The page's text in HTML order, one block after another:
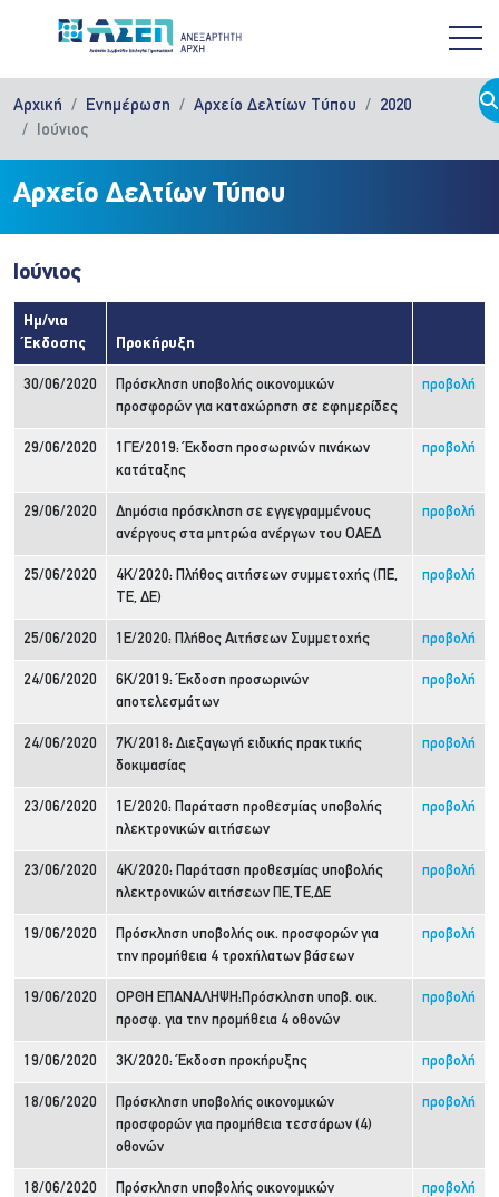
Αρχική Ενημέρωση Αρχείο Δελτίων Τύπου
2020
Ιούνιος
Αρχείο Δελτίων Τύπου
Ιούνιος
Ημ/νια
Έκδοσης
Προκήρυξη
30/06/2020
Πρόσκληση υποβολής οικονομικών
προσφορών για καταχώρηση σε εφημερίδες
προβολή
29/06/2020
1ΓΕ/2019: Έκδοση προσωρινών πινάκων
κατάταξης
προβολή
29/06/2020
Δημόσια πρόσκληση σε εγγεγραμμένους
ανέργους στα μητρώα ανέργων του ΟΑΕΔ
προβολή
25/06/2020
4Κ/2020: Πλήθος αιτήσεων συμμετοχής (ΠΕ,
ΤΕ, ΔΕ)
προβολή
25/06/2020 1Ε/2020: Πλήθος Αιτήσεων Συμμετοχής προβολή
24/06/2020
6Κ/2019: Έκδοση προσωρινών
αποτελεσμάτων
προβολή
24/06/2020
7Κ/2018: Διεξαγωγή ειδικής πρακτικής
δοκιμασίας
προβολή
23/06/2020
1Ε/2020: Παράταση προθεσμίας υποβολής
ηλεκτρονικών αιτήσεων
προβολή
23/06/2020
4Κ/2020: Παράταση προθεσμίας υποβολής
ηλεκτρονικών αιτήσεων ΠΕ,ΤΕ,ΔΕ
προβολή
19/06/2020
Πρόσκληση υποβολής οικ. προσφορών για
την προμήθεια 4 τροχήλατων βάσεων
προβολή
19/06/2020
ΟΡΘΗ ΕΠΑΝΑΛΗΨΗ:Πρόσκληση υποβ. οικ.
προσφ. για την προμήθεια 4 οθονών
προβολή
19/06/2020 3Κ/2020: Έκδοση προκήρυξης προβολή
18/06/2020
Πρόσκληση υποβολής οικονομικών
προσφορών για προμήθεια τεσσάρων (4)
οθονών
προβολή
18/06/2020
Πρόσκληση υποβολής οικονομικών
προβολή